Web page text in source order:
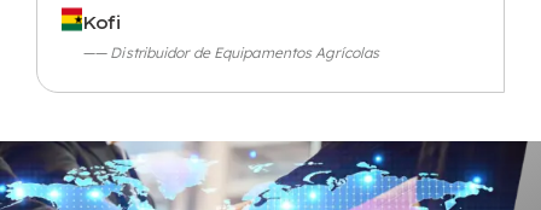
Kofi
—— Distribuidor de Equipamentos Agrícolas